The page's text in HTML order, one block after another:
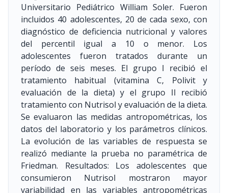
Universitario Pediátrico William Soler. Fueron
incluidos 40 adolescentes, 20 de cada sexo, con
diagnóstico de deficiencia nutricional y valores
del percentil igual a 10 o menor. Los
adolescentes fueron tratados durante un
período de seis meses. El grupo I recibió el
tratamiento habitual (vitamina C, Polivit y
evaluación de la dieta) y el grupo II recibió
tratamiento con Nutrisol y evaluación de la dieta.
Se evaluaron las medidas antropométricas, los
datos del laboratorio y los parámetros clínicos.
La evolución de las variables de respuesta se
realizó mediante la prueba no paramétrica de
Friedman. Resultados: Los adolescentes que
consumieron Nutrisol mostraron mayor
variabilidad en las variables antropométricas